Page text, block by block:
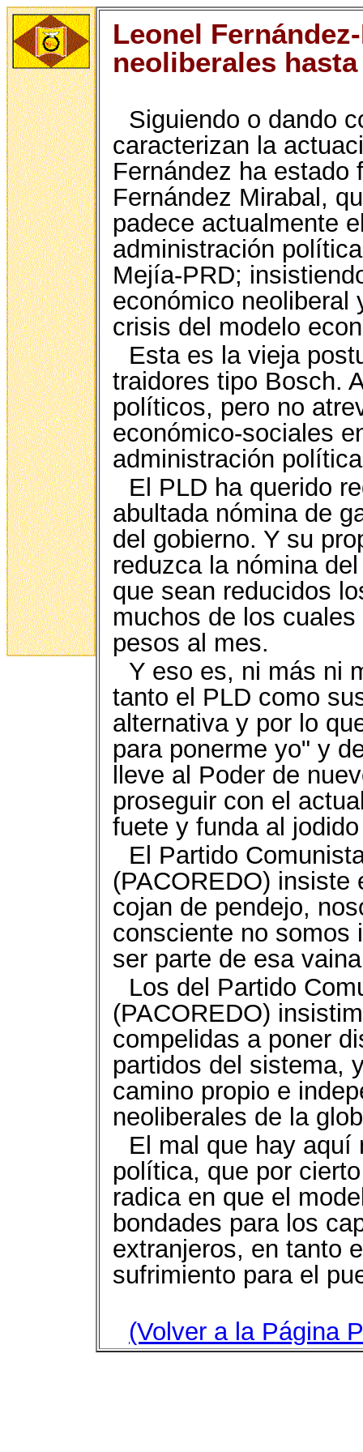
Leonel
neoliberales
Siguiendo o dando
caracterizan la
Fernández ha estado
Fernández Mirabal,
padece actualmente
administración
Mejía-PRD;
económico neoliberal
crisis del modelo
Esta es la vieja
traidores tipo Bosch.
políticos, pero no
económico-sociales
administración
El PLD ha querido
abultada nómina de
del gobierno. Y su
reduzca la nómina
que sean reducidos
muchos de los
pesos al mes.
Y eso es, ni más ni
tanto el PLD como
alternativa y por lo
para ponerme yo" y
lleve al Poder de
proseguir con el
fuete y funda al
El Partido
(PACOREDO) insiste
cojan de pendejo,
consciente no somos
ser parte de esa
Los del Partido
(PACOREDO)
compelidas a poner
partidos del sistema,
camino propio e
neoliberales de la
El mal que hay aquí
política, que por
radica en que el
bondades para los
extranjeros, en tanto
sufrimiento para el
(Volver a la Página